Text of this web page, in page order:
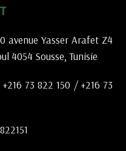
avenue Yasser Arafet Z4
4054 Sousse, Tunisie
+216 73 822 150 /+216 73